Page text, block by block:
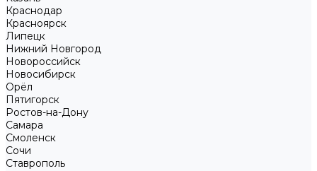
Краснодар
Красноярск
Липецк
Нижний Новгород
Новороссийск
Новосибирск
Орёл
Пятигорск
Ростов-на-Дону
Самара
Смоленск
Сочи
Ставрополь